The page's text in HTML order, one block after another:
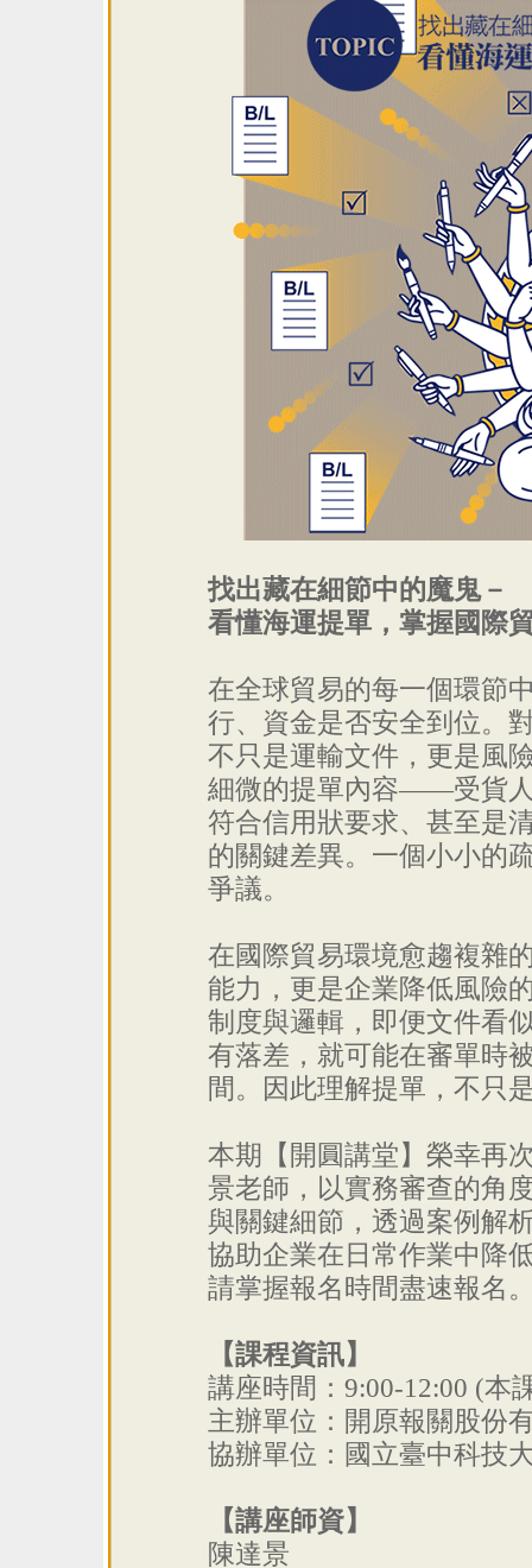
找出藏在細節中的魔鬼－
看懂海運提單，掌握國際
在全球貿易的每一個環節
行、資金是否安全到位。
不只是運輸文件，更是風
細微的提單內容——受貨
符合信用狀要求、甚至是
的關鍵差異。一個小小的
爭議。
在國際貿易環境愈趨複雜
能力，更是企業降低風險
制度與邏輯，即便文件看
有落差，就可能在審單時
間。因此理解提單，不只
本期【開圓講堂】榮幸再
景老師，以實務審查的角
與關鍵細節，透過案例解
協助企業在日常作業中降
請掌握報名時間盡速報名
【課程資訊】
講座時間：9:00-12:00 (本
主辦單位：開原報關股份
協辦單位：國立臺中科技
【講座師資】
陳達景